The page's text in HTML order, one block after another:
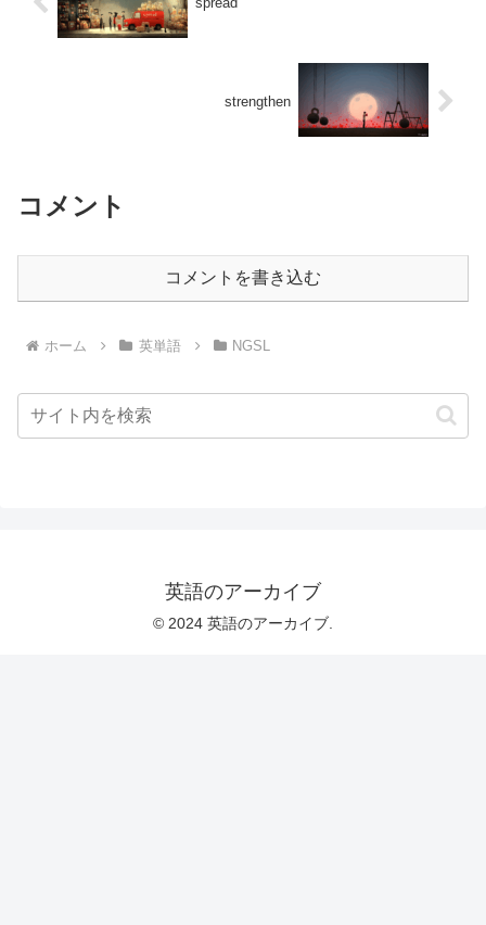
strengthen
コメント
コメントを書き込む
ホーム 英単語 NGSL
英語のアーカイブ
© 2024 英語のアーカイブ.